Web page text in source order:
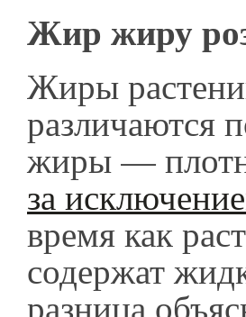
Жир жиру
Жиры
различаются
жиры —
за
время как
содержат
разница